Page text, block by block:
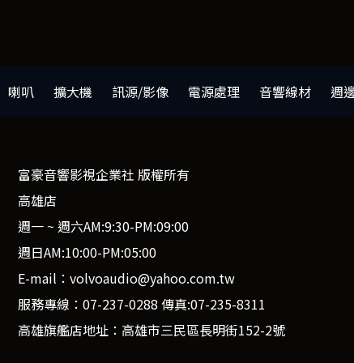
喇叭 擴大機 訊源/影像 電源處理 音響線材 週
富豪音響影視企業社 版權所有
高雄店
週一 ~ 週六AM:9:30-PM:09:00
週日AM:10:00-PM:05:00
E-mail：volvoaudio@yahoo.com.tw
服務專線：07-237-0288 傳真:07-235-8311
高雄旗艦店地址：高雄市三民區長明街152-2號